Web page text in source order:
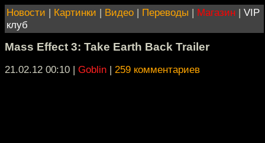
Новости | Картинки | Видео | Переводы | Магазин | VIP
клуб
Mass Effect 3: Take Earth Back Trailer
21.02.12 00:10 | Goblin | 259 комментариев